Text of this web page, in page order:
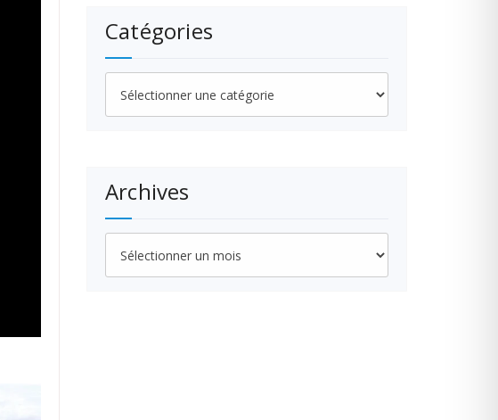
Catégories
Archives